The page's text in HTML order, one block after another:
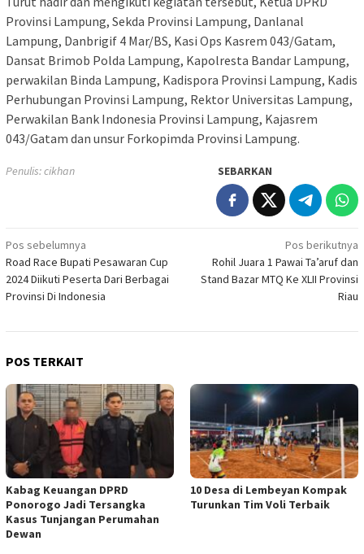
Provinsi Lampung, Sekda Provinsi Lampung, Danlanal
Lampung, Danbrigif 4 Mar/BS, Kasi Ops Kasrem 043/Gatam,
Dansat Brimob Polda Lampung, Kapolresta Bandar Lampung,
perwakilan Binda Lampung, Kadispora Provinsi Lampung, Kadis
Perhubungan Provinsi Lampung, Rektor Universitas Lampung,
Perwakilan Bank Indonesia Provinsi Lampung, Kajasrem
043/Gatam dan unsur Forkopimda Provinsi Lampung.
Penulis: cikhan SEBARKAN
Navigasi
pos
Pos sebelumnya
Road Race Bupati Pesawaran Cup
2024 Diikuti Peserta Dari Berbagai
Provinsi Di Indonesia
Pos berikutnya
Rohil Juara 1 Pawai Ta’aruf dan
Stand Bazar MTQ Ke XLII Provinsi
Riau
POS TERKAIT
Kabag Keuangan DPRD
Ponorogo Jadi Tersangka
Kasus Tunjangan Perumahan
Dewan
10 Desa di Lembeyan Kompak
Turunkan Tim Voli Terbaik